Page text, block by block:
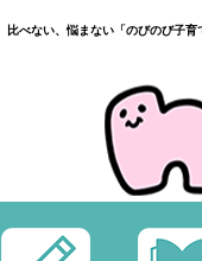
比べない、悩まない「のびのび子